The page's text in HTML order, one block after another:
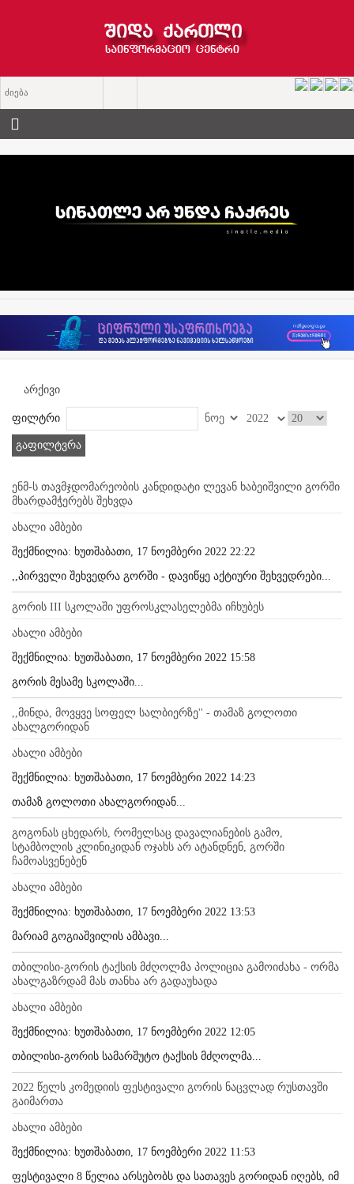
არქივი
ფილტრი
გაფილტვრა
ენმ-ს თავმჯდომარეობის კანდიდატი ლევან ხაბეიშვილი გორში
მხარდამჭერებს შეხვდა
ახალი ამბები
შექმნილია: ხუთშაბათი, 17 ნოემბერი 2022 22:22
,,პირველი შეხვედრა გორში - დავიწყე აქტიური შეხვედრები...
გორის III სკოლაში უფროსკლასელებმა იჩხუბეს
ახალი ამბები
შექმნილია: ხუთშაბათი, 17 ნოემბერი 2022 15:58
გორის მესამე სკოლაში...
,,მინდა, მოვყვე სოფელ სალბიერზე'' - თამაზ გოლოთი
ახალგორიდან
ახალი ამბები
შექმნილია: ხუთშაბათი, 17 ნოემბერი 2022 14:23
თამაზ გოლოთი ახალგორიდან...
გოგონას ცხედარს, რომელსაც დავალიანების გამო,
სტამბოლის კლინიკიდან ოჯახს არ ატანდნენ, გორში
ჩამოასვენებენ
ახალი ამბები
შექმნილია: ხუთშაბათი, 17 ნოემბერი 2022 13:53
მარიამ გოგიაშვილის ამბავი...
თბილისი-გორის ტაქსის მძღოლმა პოლიცია გამოიძახა - ორმა
ახალგაზრდამ მას თანხა არ გადაუხადა
ახალი ამბები
შექმნილია: ხუთშაბათი, 17 ნოემბერი 2022 12:05
თბილისი-გორის სამარშუტო ტაქსის მძღოლმა...
2022 წელს კომედიის ფესტივალი გორის ნაცვლად რუსთავში
გაიმართა
ახალი ამბები
შექმნილია: ხუთშაბათი, 17 ნოემბერი 2022 11:53
ფესტივალი 8 წელია არსებობს და სათავეს გორიდან იღებს, იმ